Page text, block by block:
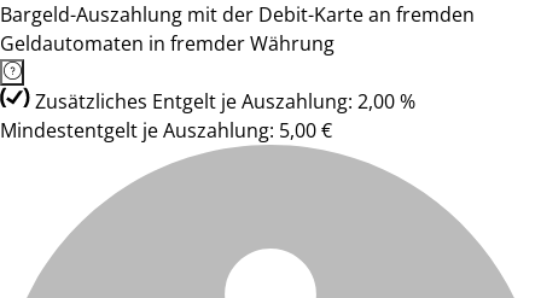
Bargeld-Auszahlung mit der Debit-Karte an fremden
Geldautomaten in fremder Währung
Zusätzliches Entgelt je Auszahlung: 2,00 %
Mindestentgelt je Auszahlung: 5,00 €